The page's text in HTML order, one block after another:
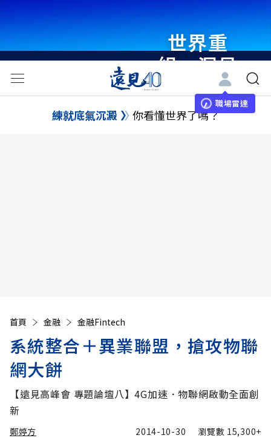
世界重
組・洞見
未來 與
世界領袖
職場雷達
練就底氣沉澱 你看懂世界了嗎？
首頁 金融 金融Fintech
系統整合＋異業聯盟，搶攻物聯
網大餅
【遠見高峰會 專題論壇八】4G加速．物聯網啟動全面創
新
鄭婷方 2014-10-30 瀏覽數 15,300+